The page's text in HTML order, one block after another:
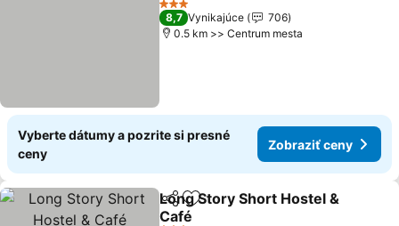
3 Počet hviezdičiek
8,7 Vynikajúce
706
0.5 km >> Centrum mesta
Vyberte dátumy a pozrite si presné
ceny
Zobraziť ceny
ZdieľaťPridať do obľúbených
Long Story Short Hostel &
Café